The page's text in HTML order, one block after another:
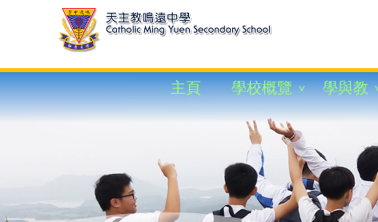
主頁 學校概覽 學與教